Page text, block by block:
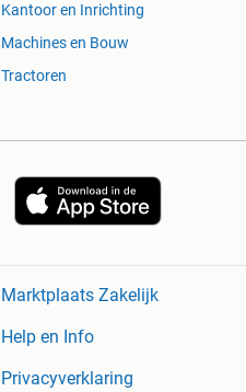
Kantoor en Inrichting
Machines en Bouw
Tractoren
Marktplaats Zakelijk
Help en Info
Privacyverklaring